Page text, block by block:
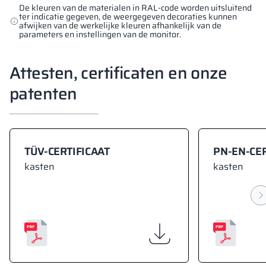
De kleuren van de materialen in RAL-code worden uitsluitend
ter indicatie gegeven, de weergegeven decoraties kunnen
afwijken van de werkelijke kleuren afhankelijk van de
parameters en instellingen van de monitor.
Attesten, certificaten en onze
patenten
TÜV-CERTIFICAAT
kasten
PN-EN-
kasten